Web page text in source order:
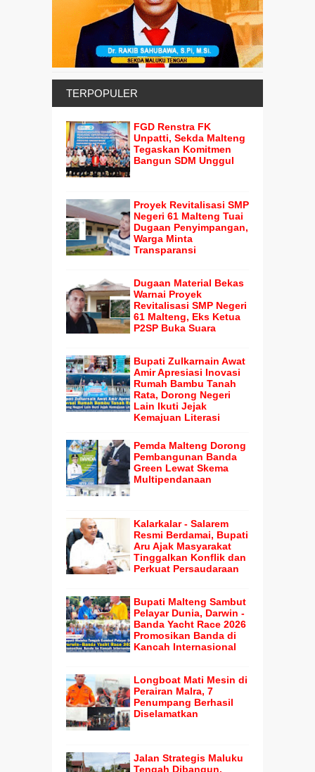
TERPOPULER
FGD Renstra FK
Unpatti, Sekda Malteng
Tegaskan Komitmen
Bangun SDM Unggul
Proyek Revitalisasi SMP
Negeri 61 Malteng Tuai
Dugaan Penyimpangan,
Warga Minta
Transparansi
Dugaan Material Bekas
Warnai Proyek
Revitalisasi SMP Negeri
61 Malteng, Eks Ketua
P2SP Buka Suara
Bupati Zulkarnain Awat
Amir Apresiasi Inovasi
Rumah Bambu Tanah
Rata, Dorong Negeri
Lain Ikuti Jejak
Kemajuan Literasi
Pemda Malteng Dorong
Pembangunan Banda
Green Lewat Skema
Multipendanaan
Kalarkalar - Salarem
Resmi Berdamai, Bupati
Aru Ajak Masyarakat
Tinggalkan Konflik dan
Perkuat Persaudaraan
Bupati Malteng Sambut
Pelayar Dunia, Darwin -
Banda Yacht Race 2026
Promosikan Banda di
Kancah Internasional
Longboat Mati Mesin di
Perairan Malra, 7
Penumpang Berhasil
Diselamatkan
Jalan Strategis Maluku
Tengah Dibangun,